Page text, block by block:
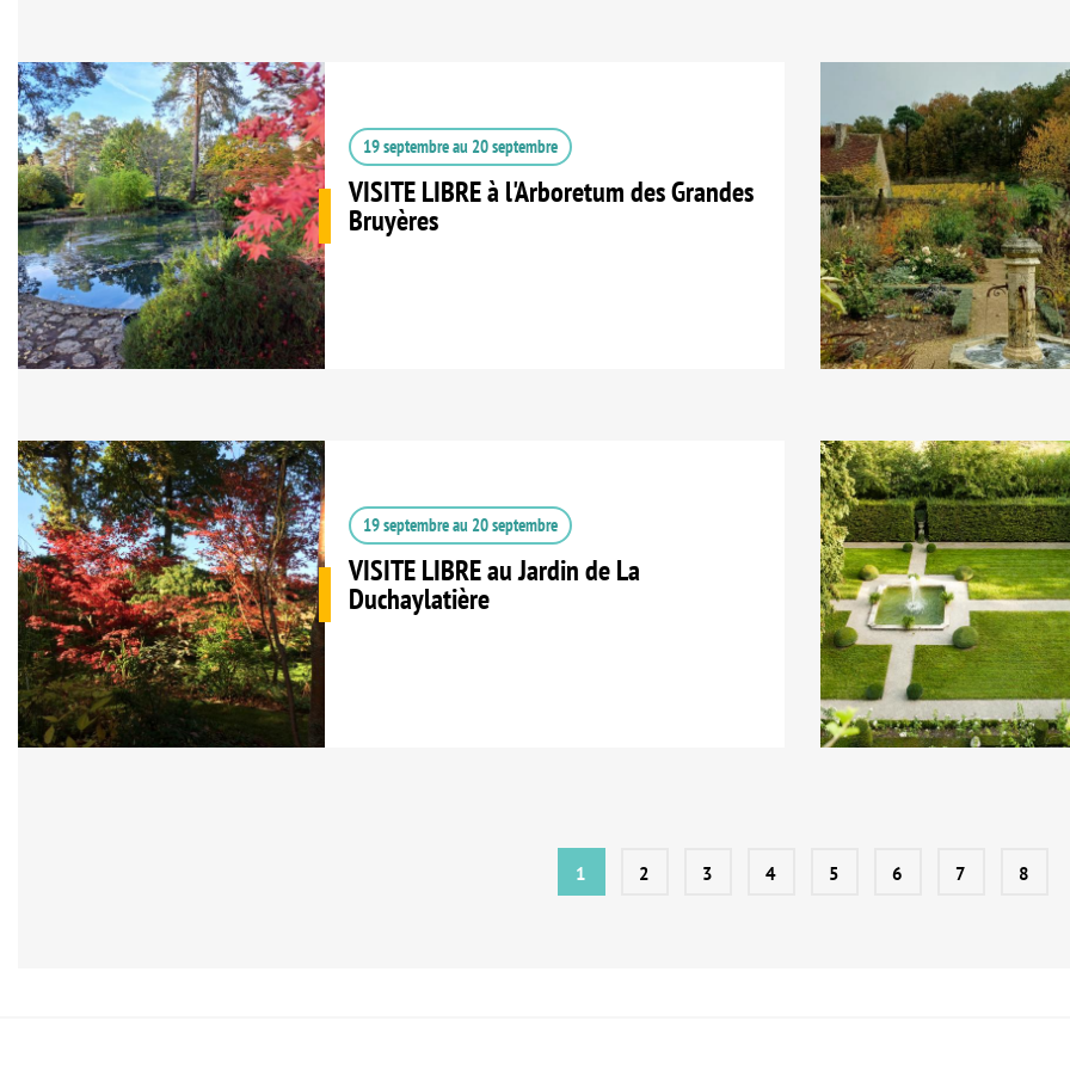
19 septembreau 20 septembre
VISITE LIBRE à l'Arboretum des Grandes
Bruyères
19 septembreau 20 septembre
VISITE LIBRE au Jardin de La
Duchaylatière
1 2 3 4 5 6 7 8